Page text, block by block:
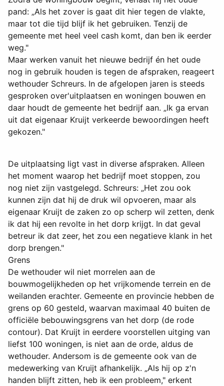
pand: „Als het zover is gaat dit hier tegen de vlakte,
maar tot die tijd blijf ik het gebruiken. Tenzij de
gemeente met heel veel cash komt, dan ben ik eerder
weg."
Maar werken vanuit het nieuwe bedrijf én het oude
nog in gebruik houden is tegen de afspraken, reageert
wethouder Schreurs. In de afgelopen jaren is steeds
gesproken over'uitplaatsen en woningen bouwen en
daar houdt de gemeente het bedrijf aan. „Ik ga ervan
uit dat eigenaar Kruijt verkeerde bewoordingen heeft
gekozen."
De uitplaatsing ligt vast in diverse afspraken. Alleen
het moment waarop het bedrijf moet stoppen, zou
nog niet zijn vastgelegd. Schreurs: „Het zou ook
kunnen zijn dat hij de druk wil opvoeren, maar als
eigenaar Kruijt de zaken zo op scherp wil zetten, denk
ik dat hij een revolte in het dorp krijgt. In dat geval
betreur ik dat zeer, het zou een negatieve klank in het
dorp brengen."
Grens
De wethouder wil niet morrelen aan de
bouwmogelijkheden op het vrijkomende terrein en de
weilanden erachter. Gemeente en provincie hebben de
grens op 60 gesteld, waarvan maximaal 40 buiten de
officiële bebouwingsgrens van het dorp (de rode
contour). Dat Kruijt in eerdere voorstellen uitging van
liefst 100 woningen, is niet aan de orde, aldus de
wethouder. Andersom is de gemeente ook van de
medewerking van Kruijt afhankelijk. „Als hij op z'n
handen blijft zitten, heb ik een probleem," erkent